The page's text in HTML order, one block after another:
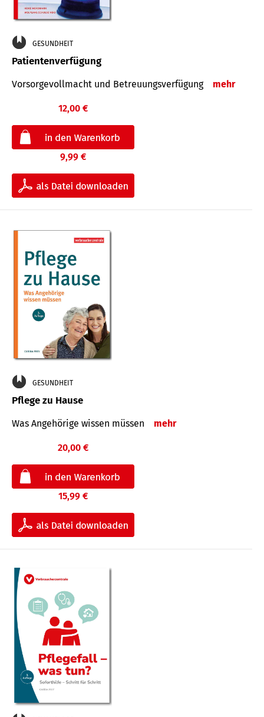
GESUNDHEIT
Patientenverfügung
Vorsorgevollmacht und Betreuungsverfügung mehr
12,00 €
9,99 €
GESUNDHEIT
Pflege zu Hause
Was Angehörige wissen müssen mehr
20,00 €
15,99 €